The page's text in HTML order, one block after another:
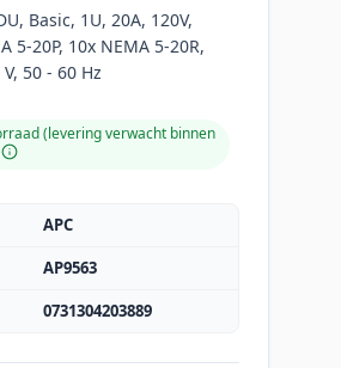
Basic, 1U, 20A, 120V,
5-20P, 10x NEMA 5-20R,
50 - 60 Hz
(levering verwacht binnen
APC
AP9563
0731304203889